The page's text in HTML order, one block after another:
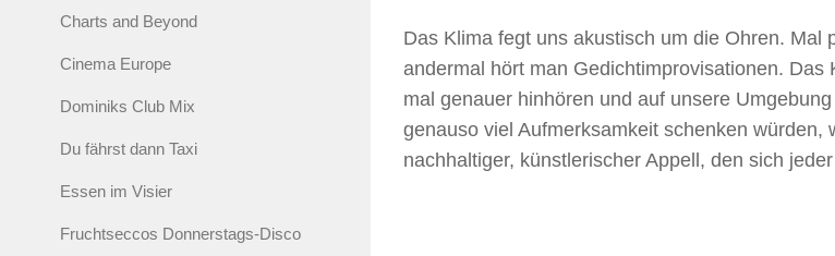
Das Klima fegt uns akustisch um die Ohren.
andermal hört man Gedichtimprovisationen.
mal genauer hinhören und auf unsere
genauso viel Aufmerksamkeit schenken
nachhaltiger, künstlerischer Appell, den sich
Charts and Beyond
Cinema Europe
Dominiks Club Mix
Du fährst dann Taxi
Essen im Visier
Fruchtseccos Donnerstags-Disco